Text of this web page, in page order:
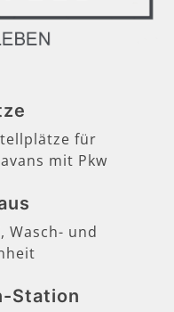
für
mit Pkw
Wasch- und
Station